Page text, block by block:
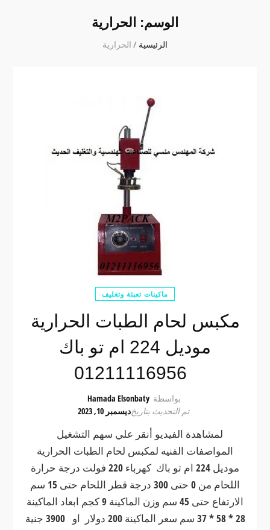
الوسم: الحرارية
الرئيسية / الحرارية
ماكينات تعبئة وتغليف
مكبس لحام الطبات الحرارية
موديل 224 ام تو باك
بواسطة Hamada Elsonbaty
تم التحديث بتاريخديسمبر 10, 2023
لمشاهدة الفيديو أنقر علي سهم التشغيل
المواصفات الفنيه لمكبس لحام الطبات الحرارية
موديل 224 ام تو باك كهرباء 220 فولت درجة حرارة
اللحام من 0 حتى 300 درجة قطر اللحام حتى 15 سم
الارتفاع حتى 45 سم وزن الماكينة 9 كجم ابعاد الماكينة
28 * 58 * 37 سم سعر الماكينة 200 دولار او 3900 جنية